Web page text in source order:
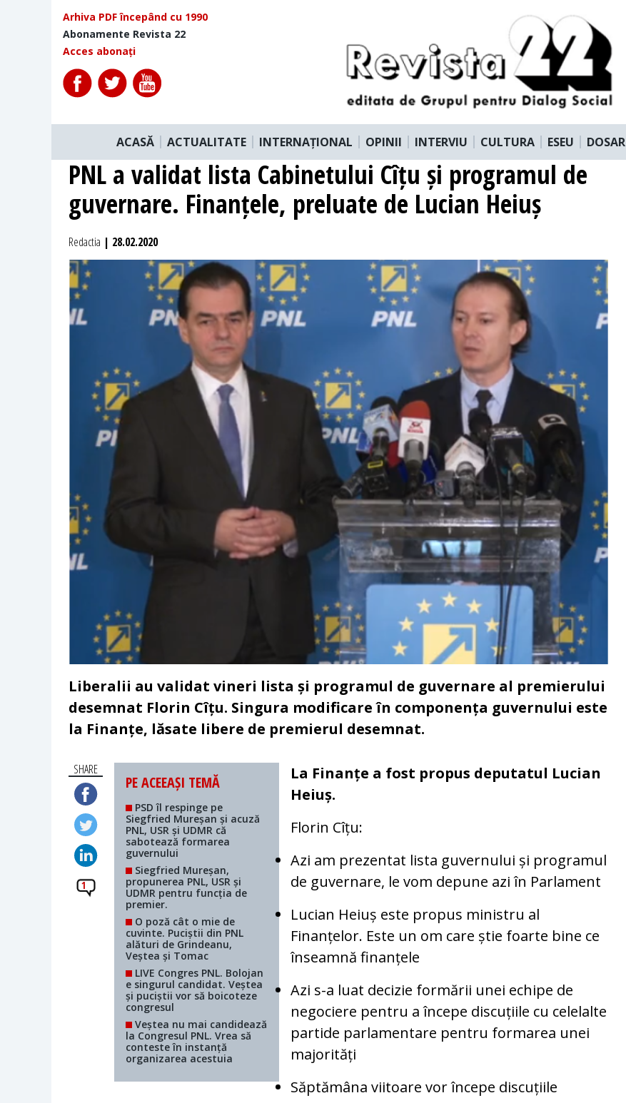
Arhiva PDF începând cu 1990
Abonamente Revista 22
Acces abonați
ACASĂ ACTUALITATE INTERNAȚIONAL OPINII INTERVIU CULTURA ESEU DOSAR
PNL a validat lista Cabinetului Cîțu și programul de
guvernare. Finanțele, preluate de Lucian Heiuș
Redactia | 28.02.2020
Liberalii au validat vineri lista și programul de guvernare al premierului
desemnat Florin Cîțu. Singura modificare în componența guvernului este
la Finanțe, lăsate libere de premierul desemnat.
SHARE
1
PE ACEEAȘI TEMĂ
PSD îl respinge pe
Siegfried Mureșan și acuză
PNL, USR și UDMR că
sabotează formarea
guvernului
Siegfried Mureșan,
propunerea PNL, USR și
UDMR pentru funcția de
premier.
O poză cât o mie de
cuvinte. Puciștii din PNL
alături de Grindeanu,
Veștea și Tomac
LIVE Congres PNL. Bolojan
e singurul candidat. Veștea
și puciștii vor să boicoteze
congresul
Veștea nu mai candidează
la Congresul PNL. Vrea să
conteste în instanță
organizarea acestuia
La Finanțe a fost propus deputatul Lucian
Heiuș.
Florin Cîțu:
Azi am prezentat lista guvernului și programul
de guvernare, le vom depune azi în Parlament
Lucian Heiuș este propus ministru al
Finanțelor. Este un om care știe foarte bine ce
înseamnă finanțele
Azi s-a luat decizie formării unei echipe de
negociere pentru a începe discuțiile cu celelalte
partide parlamentare pentru formarea unei
majorități
Săptămâna viitoare vor începe discuțiile